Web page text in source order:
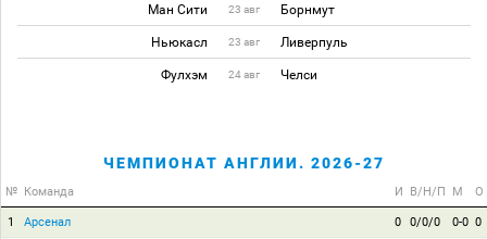
Ман Сити 23 авг Борнмут
Ньюкасл 23 авг Ливерпуль
Фулхэм 24 авг Челси
ЧЕМПИОНАТ АНГЛИИ. 2026-27
№ Команда И В/Н/П М О
1 Арсенал 0 0/0/0 0-0 0